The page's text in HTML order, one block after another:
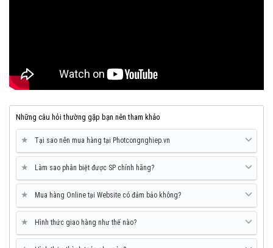
Những câu hỏi thường gặp bạn nên tham khảo
★ Tại sao nên mua hàng tại Photcongnghiep.vn
★ Làm sao phân biệt được SP chính hãng?
★ Mua hàng Online tại Website có đảm bảo không?
★ Hình thức giao hàng như thế nào?